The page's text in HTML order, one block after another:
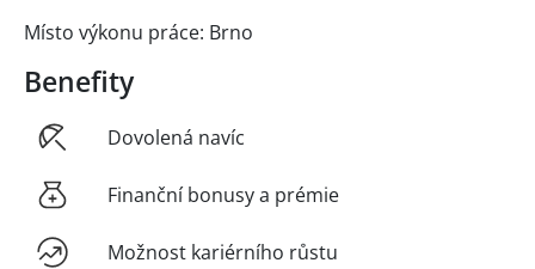
Místo výkonu práce: Brno
Benefity
Dovolená navíc
Finanční bonusy a prémie
Možnost kariérního růstu